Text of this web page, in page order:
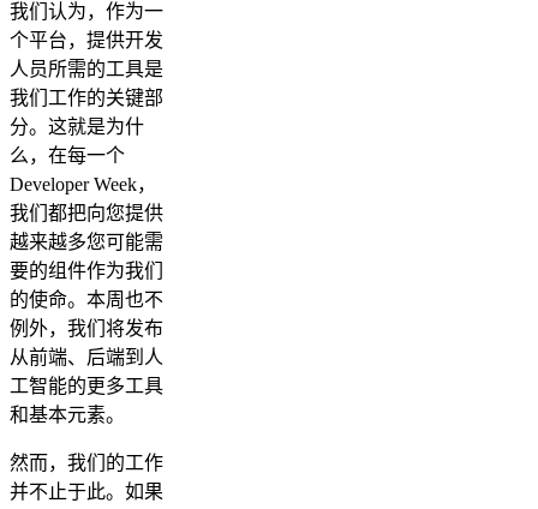
我们认为，作为一
个平台，提供开发
人员所需的工具是
我们工作的关键部
分。这就是为什
么，在每一个
Developer Week，
我们都把向您提供
越来越多您可能需
要的组件作为我们
的使命。本周也不
例外，我们将发布
从前端、后端到人
工智能的更多工具
和基本元素。
然而，我们的工作
并不止于此。如果